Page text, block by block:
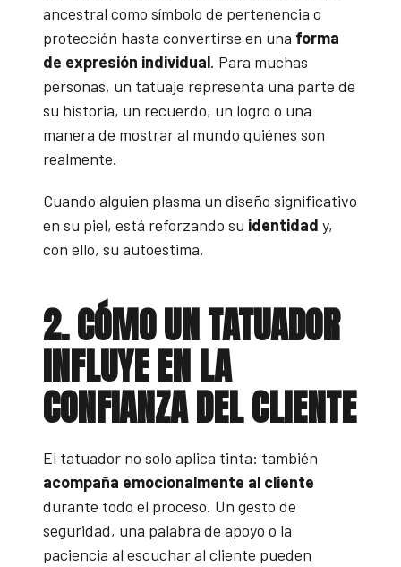
ancestral como símbolo de pertenencia o
protección hasta convertirse en una forma
de expresión individual. Para muchas
personas, un tatuaje representa una parte de
su historia, un recuerdo, un logro o una
manera de mostrar al mundo quiénes son
realmente.
Cuando alguien plasma un diseño significativo
en su piel, está reforzando su identidad y,
con ello, su autoestima.
2. CÓMO UN TATUADOR
INFLUYE EN LA
CONFIANZA DEL CLIENTE
El tatuador no solo aplica tinta: también
acompaña emocionalmente al cliente
durante todo el proceso. Un gesto de
seguridad, una palabra de apoyo o la
paciencia al escuchar al cliente pueden